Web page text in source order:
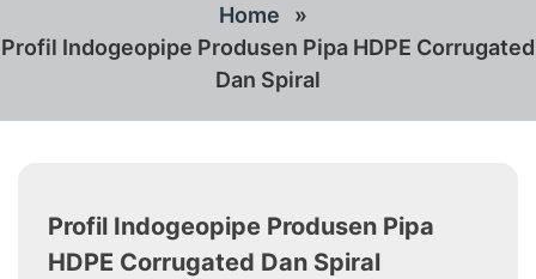
Home »
Profil Indogeopipe Produsen Pipa HDPE Corrugated
Dan Spiral
Profil Indogeopipe Produsen Pipa
HDPE Corrugated Dan Spiral